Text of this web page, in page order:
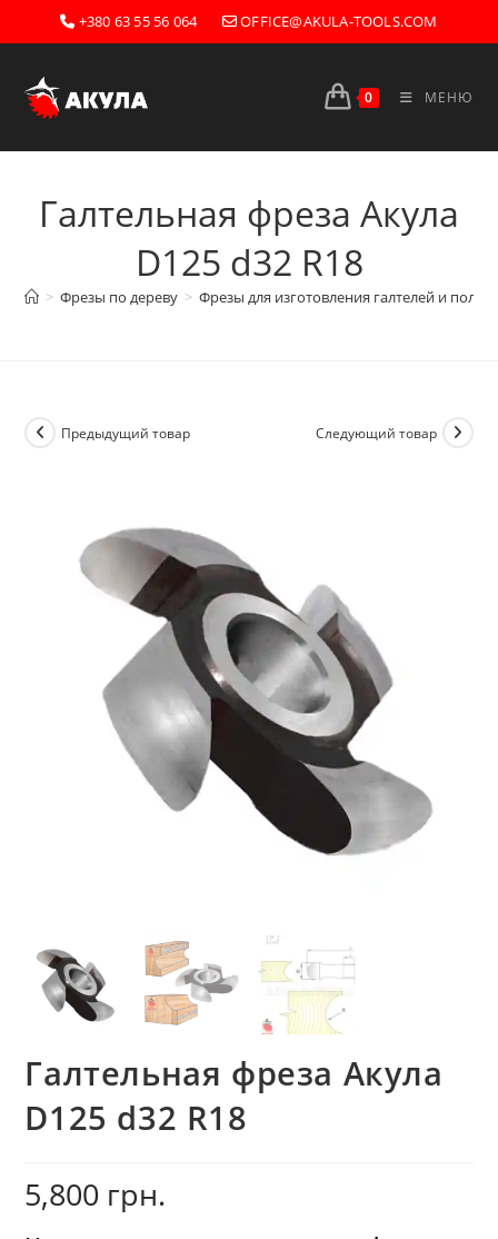
Перейти
к
+380 63 55 56 064 OFFICE@AKULA-TOOLS.COM
0 МЕНЮ
Галтельная фреза Акула
D125 d32 R18
> Фрезы по дереву > Фрезы для изготовления галтелей и
Предыдущий товар Следующий товар
Галтельная фреза Акула
D125 d32 R18
5,800 грн.